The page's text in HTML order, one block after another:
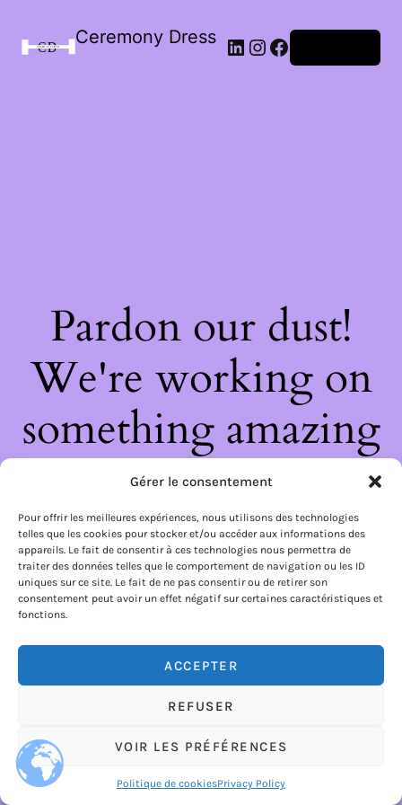
Gérer le consentement
Pour offrir les meilleures expériences, nous utilisons des technologies
telles que les cookies pour stocker et/ou accéder aux informations des
appareils. Le fait de consentir à ces technologies nous permettra de
traiter des données telles que le comportement de navigation ou les ID
uniques sur ce site. Le fait de ne pas consentir ou de retirer son
consentement peut avoir un effet négatif sur certaines caractéristiques et
fonctions.
ACCEPTER
REFUSER
VOIR LES PRÉFÉRENCES
Politique de cookiesPrivacy Policy
Ceremony Dress
Pardon our dust!
We're working on
something amazing
— check back soon!